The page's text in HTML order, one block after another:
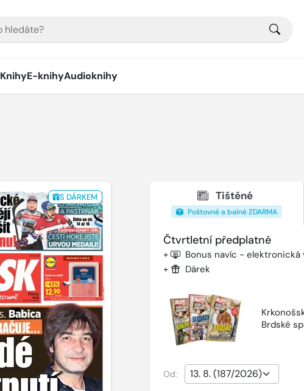
KnihyE-knihyAudioknihy
S DÁRKEM Tištěné
Poštovné a balné ZDARMA
Čtvrtletní předplatné
+ Bonus navíc - elektronická
+ Dárek
Brdské
Od: